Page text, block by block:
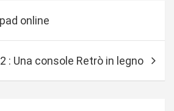
online
: Una console Retrò in legno